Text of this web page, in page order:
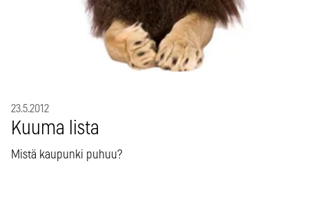
23.5.2012
Kuuma lista
Mistä kaupunki puhuu?